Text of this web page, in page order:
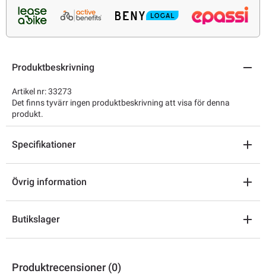
Produktbeskrivning
Artikel nr: 33273
Det finns tyvärr ingen produktbeskrivning att visa för denna
produkt.
Specifikationer
Övrig information
Butikslager
Produktrecensioner (0)